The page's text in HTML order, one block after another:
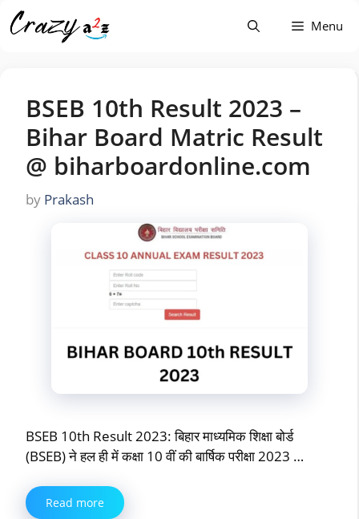
Skip
to
Menu
BSEB 10th Result 2023 –
Bihar Board Matric Result
@ biharboardonline.com
by Prakash
BSEB 10th Result 2023: बिहार माध्यमिक शिक्षा बोर्ड
(BSEB) ने हल ही में कक्षा 10 वीं की बार्षिक परीक्षा 2023 …
Read more